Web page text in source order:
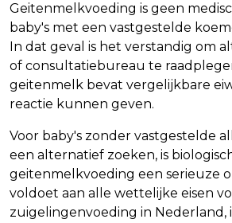
Geitenmelkvoeding is geen
baby's met een vastgestelde
In dat geval is het verstandig om
of consultatiebureau te
geitenmelk bevat vergelijkbare
reactie kunnen geven.
Voor baby's zonder vastgestelde
een alternatief zoeken, is
geitenmelkvoeding een serieuze
voldoet aan alle wettelijke eisen
zuigelingenvoeding in Nederland,